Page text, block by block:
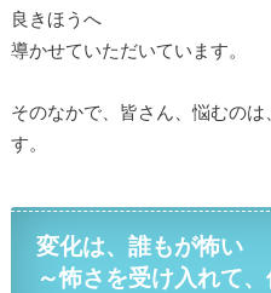
良きほうへ
導かせていただいています。
そのなかで、皆さん、悩むの
す。
変化は、誰もが怖い
～怖さを受け入れて